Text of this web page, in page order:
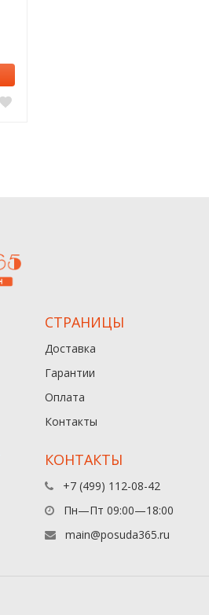
СТРАНИЦЫ
Доставка
Гарантии
Оплата
Контакты
КОНТАКТЫ
+7 (499) 112-08-42
Пн—Пт 09:00—18:00
main@posuda365.ru